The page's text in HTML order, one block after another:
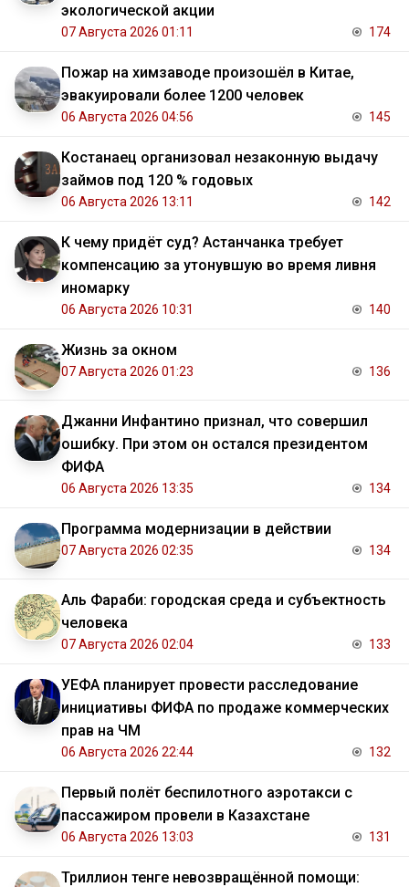
экологической акции
07 Августа 2026 01:11 174
Пожар на химзаводе произошёл в Китае,
эвакуировали более 1200 человек
06 Августа 2026 04:56 145
Костанаец организовал незаконную выдачу
займов под 120 % годовых
06 Августа 2026 13:11 142
К чему придёт суд? Астанчанка требует
компенсацию за утонувшую во время ливня
иномарку
06 Августа 2026 10:31 140
Жизнь за окном
07 Августа 2026 01:23 136
Джанни Инфантино признал, что совершил
ошибку. При этом он остался президентом
ФИФА
06 Августа 2026 13:35 134
Программа модернизации в действии
07 Августа 2026 02:35 134
Аль Фараби: городская среда и субъектность
человека
07 Августа 2026 02:04 133
УЕФА планирует провести расследование
инициативы ФИФА по продаже коммерческих
прав на ЧМ
06 Августа 2026 22:44 132
Первый полёт беспилотного аэротакси с
пассажиром провели в Казахстане
06 Августа 2026 13:03 131
Триллион тенге невозвращённой помощи: